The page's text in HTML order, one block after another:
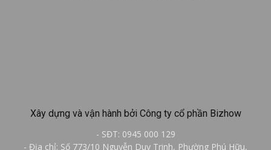
Xây dựng và vận hành bởi Công ty cổ phần Bizhow
- SĐT: 0945 000 129
- Địa chỉ: Số 773/10 Nguyễn Duy Trinh, Phường Phú Hữu,